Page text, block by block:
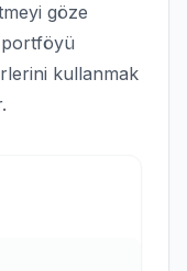
göze
portföyü
kullanmak